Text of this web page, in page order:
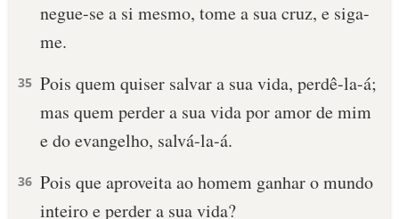
negue-se a si mesmo, tome a sua cruz, e siga-
me.
35 Pois quem quiser salvar a sua vida, perdê-la-á;
mas quem perder a sua vida por amor de mim
e do evangelho, salvá-la-á.
36 Pois que aproveita ao homem ganhar o mundo
inteiro e perder a sua vida?